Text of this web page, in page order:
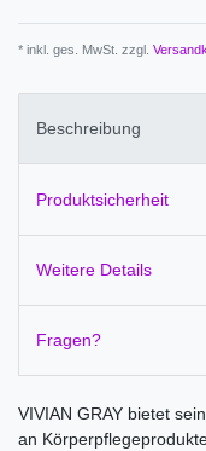
* inkl. ges. MwSt. zzgl.
Beschreibung
Produktsicherheit
Weitere Details
Fragen?
VIVIAN GRAY bietet
an